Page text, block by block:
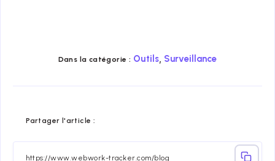
Dans la catégorie : Outils, Surveillance
Partager l'article :